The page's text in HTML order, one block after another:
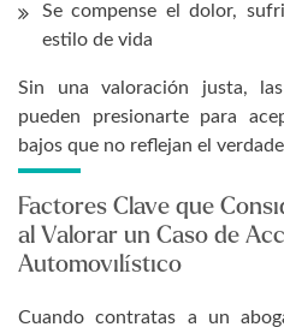
Se compense el dolor,
estilo de vida
Sin una valoración justa,
pueden presionarte para
bajos que no reflejan el
Factores Clave que
al Valorar un Caso de
Automovilístico
Cuando contratas a un